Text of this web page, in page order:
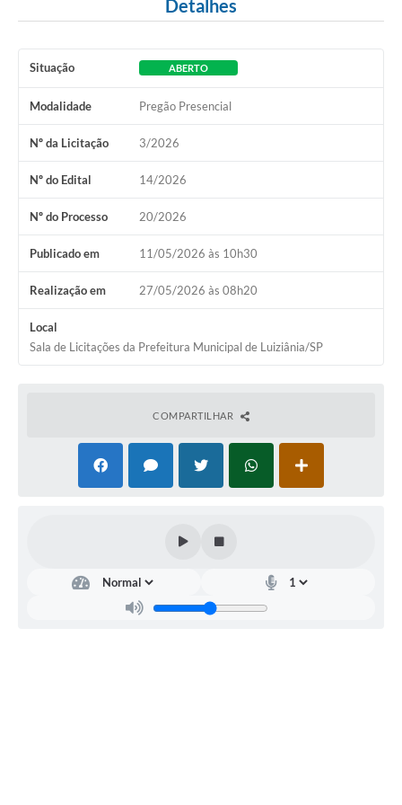
Detalhes
Situação ABERTO
Modalidade Pregão Presencial
Nº da Licitação 3/2026
Nº do Edital 14/2026
Nº do Processo 20/2026
Publicado em 11/05/2026 às 10h30
Realização em 27/05/2026 às 08h20
Local
Sala de Licitações da Prefeitura Municipal de Luiziânia/SP
COMPARTILHAR